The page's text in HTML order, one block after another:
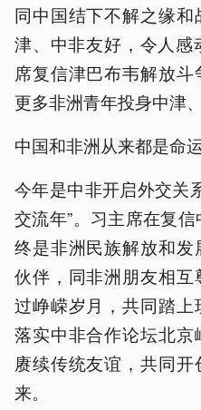
同中国结下不解之缘
津、中非友好，令人感
席复信津巴布韦解放
更多非洲青年投身中津
中国和非洲从来都是命运
今年是中非开启外交关
交流年”。习主席在复
终是非洲民族解放和
伙伴，同非洲朋友相
过峥嵘岁月，共同踏
落实中非合作论坛北
赓续传统友谊，共同
来。